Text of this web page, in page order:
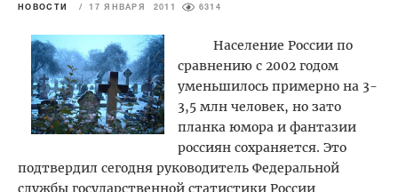
НОВОСТИ / 17 ЯНВАРЯ 2011 6314
Население России по
сравнению с 2002 годом
уменьшилось примерно на 3-
3,5 млн человек, но зато
планка юмора и фантазии
россиян сохраняется. Это
подтвердил сегодня руководитель Федеральной
службы государственной статистики России